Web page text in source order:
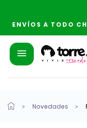
ENVÍOS A TODO
Novedades